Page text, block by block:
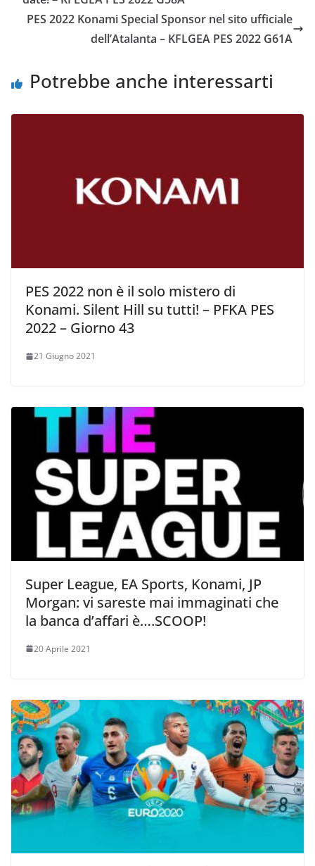
o di
PES 2022 Konami Special Sponsor nel sito ufficiale
dell’Atalanta – KFLGEA PES 2022 G61A
Potrebbe anche interessarti
PES 2022 non è il solo mistero di
Konami. Silent Hill su tutti! – PFKA PES
2022 – Giorno 43
21 Giugno 2021
Super League, EA Sports, Konami, JP
Morgan: vi sareste mai immaginati che
la banca d’affari è….SCOOP!
20 Aprile 2021